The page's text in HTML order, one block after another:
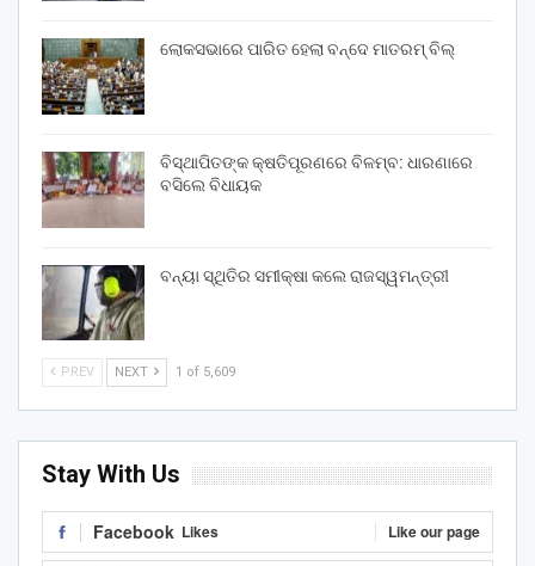
ଲୋକସଭାରେ ପାରିତ ହେଲା ବନ୍ଦେ ମାତରମ୍‌ ବିଲ୍‌
ବିସ୍ଥାପିତଙ୍କ କ୍ଷତିପୂରଣରେ ବିଳମ୍ବ: ଧାରଣାରେ
ବସିଲେ ବିଧାୟକ
ବନ୍ୟା ସ୍ଥିତିର ସମୀକ୍ଷା କଲେ ରାଜସ୍ୱମନ୍ତ୍ରୀ
PREV NEXT 1 of 5,609
Stay With Us
Facebook Likes Like our page